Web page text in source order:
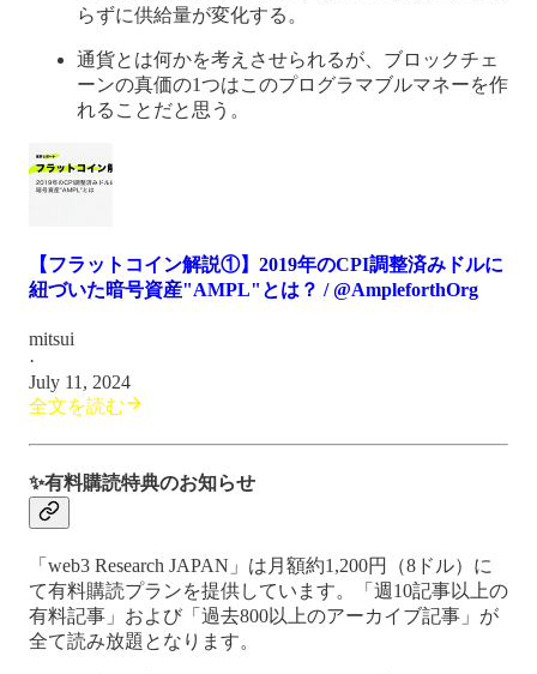
らずに供給量が変化する。
通貨とは何かを考えさせられるが、ブロックチェ
ーンの真価の1つはこのプログラマブルマネーを作
れることだと思う。
【フラットコイン解説①】2019年のCPI調整済みドルに
紐づいた暗号資産"AMPL"とは？ / @AmpleforthOrg
mitsui
·
July 11, 2024
全文を読む
✨有料購読特典のお知らせ
「web3 Research JAPAN」は月額約1,200円（8ドル）に
て有料購読プランを提供しています。「週10記事以上の
有料記事」および「過去800以上のアーカイブ記事」が
全て読み放題となります。